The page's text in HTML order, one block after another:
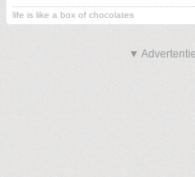
life is like a box of chocolates
▼